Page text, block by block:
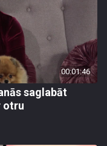
00:01:46
saglabāt
otru